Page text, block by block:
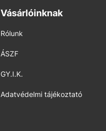
Vásárlóinknak
Rólunk
ÁSZF
GY.I.K.
Adatvédelmi tájékoztató